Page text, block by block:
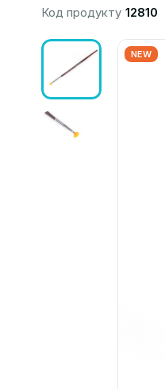
Код продукту 12810
NEW